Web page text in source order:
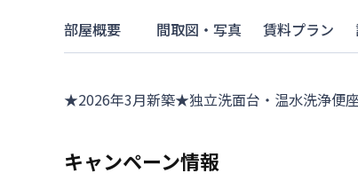
部屋概要 間取図・写真 賃料プラン
★2026年3月新築★独立洗面台・温水洗浄便
キャンペーン情報